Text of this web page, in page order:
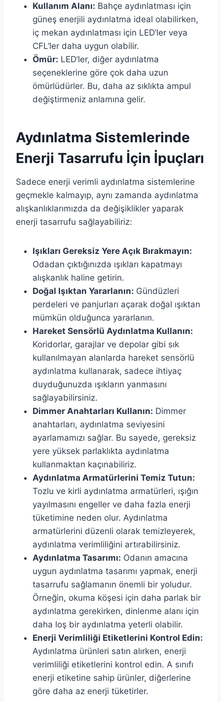
Kullanım Alanı: Bahçe aydınlatması için
güneş enerjili aydınlatma ideal olabilirken,
iç mekan aydınlatması için LED’ler veya
CFL’ler daha uygun olabilir.
Ömür: LED’ler, diğer aydınlatma
seçeneklerine göre çok daha uzun
ömürlüdürler. Bu, daha az sıklıkta ampul
değiştirmeniz anlamına gelir.
Aydınlatma Sistemlerinde
Enerji Tasarrufu İçin İpuçları
Sadece enerji verimli aydınlatma sistemlerine
geçmekle kalmayıp, aynı zamanda aydınlatma
alışkanlıklarımızda da değişiklikler yaparak
enerji tasarrufu sağlayabiliriz:
Işıkları Gereksiz Yere Açık Bırakmayın:
Odadan çıktığınızda ışıkları kapatmayı
alışkanlık haline getirin.
Doğal Işıktan Yararlanın: Gündüzleri
perdeleri ve panjurları açarak doğal ışıktan
mümkün olduğunca yararlanın.
Hareket Sensörlü Aydınlatma Kullanın:
Koridorlar, garajlar ve depolar gibi sık
kullanılmayan alanlarda hareket sensörlü
aydınlatma kullanarak, sadece ihtiyaç
duyduğunuzda ışıkların yanmasını
sağlayabilirsiniz.
Dimmer Anahtarları Kullanın: Dimmer
anahtarları, aydınlatma seviyesini
ayarlamamızı sağlar. Bu sayede, gereksiz
yere yüksek parlaklıkta aydınlatma
kullanmaktan kaçınabiliriz.
Aydınlatma Armatürlerini Temiz Tutun:
Tozlu ve kirli aydınlatma armatürleri, ışığın
yayılmasını engeller ve daha fazla enerji
tüketimine neden olur. Aydınlatma
armatürlerini düzenli olarak temizleyerek,
aydınlatma verimliliğini artırabilirsiniz.
Aydınlatma Tasarımı: Odanın amacına
uygun aydınlatma tasarımı yapmak, enerji
tasarrufu sağlamanın önemli bir yoludur.
Örneğin, okuma köşesi için daha parlak bir
aydınlatma gerekirken, dinlenme alanı için
daha loş bir aydınlatma yeterli olabilir.
Enerji Verimliliği Etiketlerini Kontrol Edin:
Aydınlatma ürünleri satın alırken, enerji
verimliliği etiketlerini kontrol edin. A sınıfı
enerji etiketine sahip ürünler, diğerlerine
göre daha az enerji tüketirler.